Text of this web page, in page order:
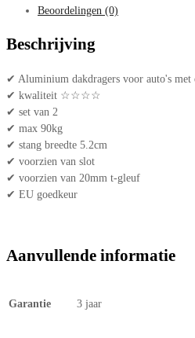
Beoordelingen (0)
Beschrijving
✔ Aluminium dakdragers voor auto's met
✔ kwaliteit ☆☆☆☆
✔ set van 2
✔ max 90kg
✔ stang breedte 5.2cm
✔ voorzien van slot
✔ voorzien van 20mm t-gleuf
✔ EU goedkeur
Aanvullende informatie
Garantie 3 jaar